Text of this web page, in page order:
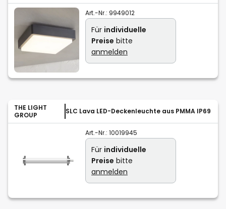
Art.-Nr.: 9949012
Für individuelle
Preise bitte
anmelden
THE LIGHT
GROUP
SLC Lava LED-Deckenleuchte aus PMMA IP69
Art.-Nr.: 10019945
Für individuelle
Preise bitte
anmelden